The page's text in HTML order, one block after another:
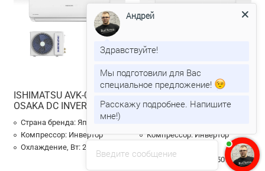
ISHIMATSU AVK-07I
OSAKA DC INVERTER
Страна бренда: Япония
Компрессор: Инвертор
Охлаждение, Вт: 2200
OSAKA DC INVERTER
Компрессор:Инвертор
Охлаждение, Вт:
2550
Введите сообщение
Андрей
Здравствуйте!
Мы подготовили для Вас
специальное предложение!
Расскажу подробнее. Напишите
мне!)